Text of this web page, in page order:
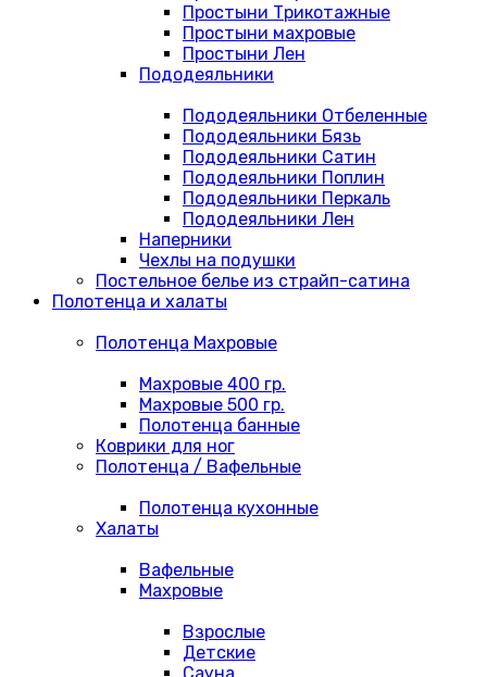
Простыни Трикотажные
Простыни махровые
Простыни Лен
Пододеяльники
Пододеяльники Отбеленные
Пододеяльники Бязь
Пододеяльники Сатин
Пододеяльники Поплин
Пододеяльники Перкаль
Пододеяльники Лен
Наперники
Чехлы на подушки
Постельное белье из страйп-сатина
Полотенца и халаты
Полотенца Махровые
Махровые 400 гр.
Махровые 500 гр.
Полотенца банные
Коврики для ног
Полотенца / Вафельные
Полотенца кухонные
Халаты
Вафельные
Махровые
Взрослые
Детские